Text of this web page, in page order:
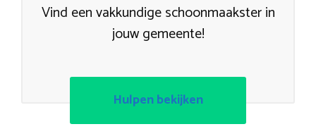
Vind een vakkundige schoonmaakster in
jouw gemeente!
Hulpen bekijken